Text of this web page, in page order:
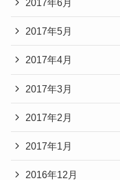
2017年6月
2017年5月
2017年4月
2017年3月
2017年2月
2017年1月
2016年12月